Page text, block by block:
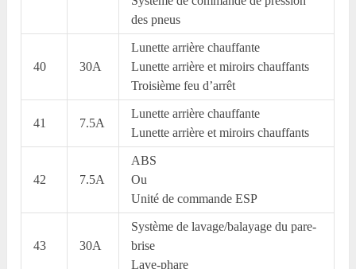
des pneus
40 30A
Lunette arrière chauffante
Lunette arrière et miroirs chauffants
Troisième feu d’arrêt
41 7.5A
Lunette arrière chauffante
Lunette arrière et miroirs chauffants
42 7.5A
ABS
Ou
Unité de commande ESP
43 30A
Système de lavage/balayage du pare-
brise
Lave-phare